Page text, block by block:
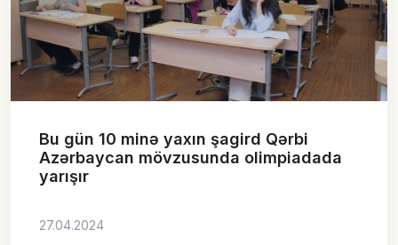
Bu gün 10 minə yaxın şagird Qərbi
Azərbaycan mövzusunda olimpiadada
yarışır
27.04.2024